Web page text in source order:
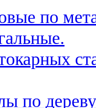
по
по дереву